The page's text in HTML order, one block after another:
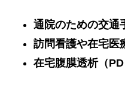
通院のための交通
訪問看護や在宅医
在宅腹膜透析（